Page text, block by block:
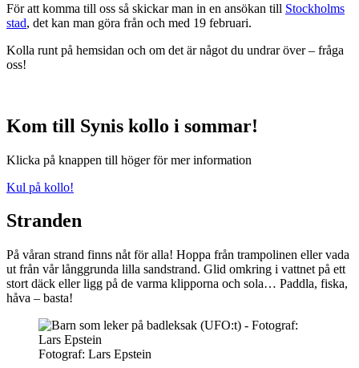
För att komma till oss så skickar man in en ansökan till Stockholms
stad, det kan man göra från och med 19 februari.
Kolla runt på hemsidan och om det är något du undrar över – fråga
oss!
Kom till Synis kollo i sommar!
Klicka på knappen till höger för mer information
Kul på kollo!
Stranden
På våran strand finns nåt för alla! Hoppa från trampolinen eller vada
ut från vår långgrunda lilla sandstrand. Glid omkring i vattnet på ett
stort däck eller ligg på de varma klipporna och sola… Paddla, fiska,
håva – basta!
Fotograf: Lars Epstein